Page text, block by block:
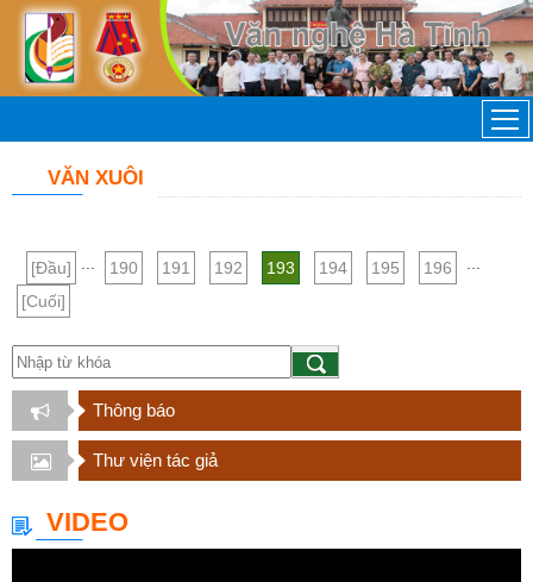
VĂN XUÔI
[Đầu] ... 190 191 192 193 194 195 196
...
[Cuối]
Thông báo
Thư viện tác giả
VIDEO